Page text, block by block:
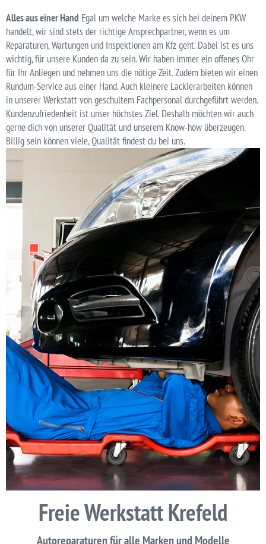
Alles aus einer Hand Egal um welche Marke es sich bei deinem PKW
handelt, wir sind stets der richtige Ansprechpartner, wenn es um
Reparaturen, Wartungen und Inspektionen am Kfz geht. Dabei ist es uns
wichtig, für unsere Kunden da zu sein. Wir haben immer ein offenes Ohr
für Ihr Anliegen und nehmen uns die nötige Zeit. Zudem bieten wir einen
Rundum-Service aus einer Hand. Auch kleinere Lackierarbeiten können
in unserer Werkstatt von geschultem Fachpersonal durchgeführt werden.
Kundenzufriedenheit ist unser höchstes Ziel. Deshalb möchten wir auch
gerne dich von unserer Qualität und unserem Know-how überzeugen.
Billig sein können viele, Qualität findest du bei uns.
Freie Werkstatt Krefeld
Autoreparaturen für alle Marken und Modelle